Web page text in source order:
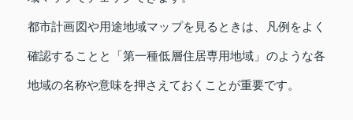
都市計画図や用途地域マップを見るときは、凡例をよく
確認することと「第一種低層住居専用地域」のような各
地域の名称や意味を押さえておくことが重要です。